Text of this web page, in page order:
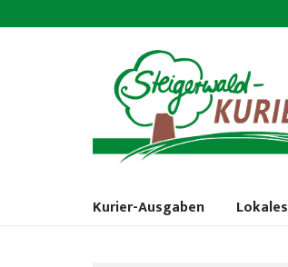
Kurier-Ausgaben Lokales